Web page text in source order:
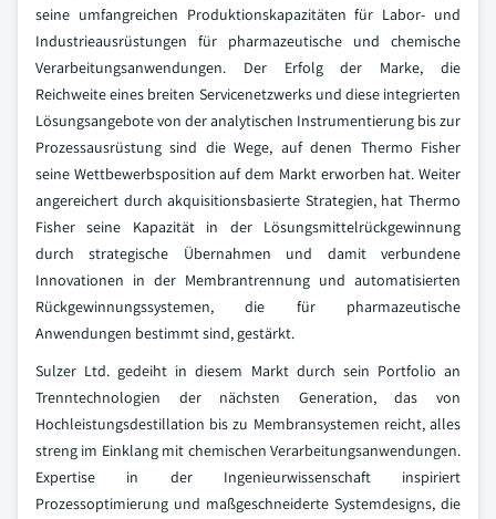
seine umfangreichen Produktionskapazitäten für Labor- und
Industrieausrüstungen für pharmazeutische und chemische
Verarbeitungsanwendungen. Der Erfolg der Marke, die
Reichweite eines breiten Servicenetzwerks und diese integrierten
Lösungsangebote von der analytischen Instrumentierung bis zur
Prozessausrüstung sind die Wege, auf denen Thermo Fisher
seine Wettbewerbsposition auf dem Markt erworben hat. Weiter
angereichert durch akquisitionsbasierte Strategien, hat Thermo
Fisher seine Kapazität in der Lösungsmittelrückgewinnung
durch strategische Übernahmen und damit verbundene
Innovationen in der Membrantrennung und automatisierten
Rückgewinnungssystemen, die für pharmazeutische
Anwendungen bestimmt sind, gestärkt.
Sulzer Ltd. gedeiht in diesem Markt durch sein Portfolio an
Trenntechnologien der nächsten Generation, das von
Hochleistungsdestillation bis zu Membransystemen reicht, alles
streng im Einklang mit chemischen Verarbeitungsanwendungen.
Expertise in der Ingenieurwissenschaft inspiriert
Prozessoptimierung und maßgeschneiderte Systemdesigns, die